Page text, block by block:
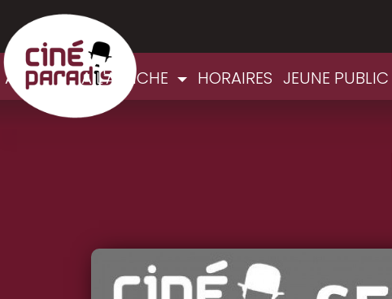
ACCUEIL A L'AFFICHE HORAIRES JEUNE PUBLIC